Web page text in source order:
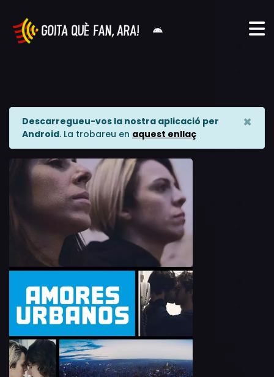
Descarregueu-vos la nostra aplicació per
Android. La trobareu en aquest enllaç
×